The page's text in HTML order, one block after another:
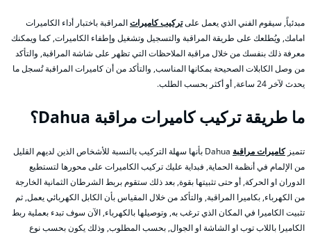
مبدئياً, سيقوم الفني الذي يعمل علىتركيب كاميراتالمراقبة باختبار أداء الكاميرات
امامك, ويُطلعك على طريقة المراقبة والتسجيل وتشغيل وإطفاء الكاميرات, كما ويمكنك
معرفة ذلك بنفسك من خلال مراقبة الملاحظات التي تظهر على شاشة المراقبة, والتأكد
من وصل الكابلات الصحيحة بمكانها المناسب, والتأكد من أن كاميرات المراقبة تُسجل ما
يحدث لآخر 24 ساعة, أو أكثر بحسب الطلب.
ما طريقة تركيب كاميرات مراقبة Dahua؟
تتميزكاميرات مراقبة
Dahua بأنها سهلة التركيب بالنسبة للأشخاص الذين لديهم القليل
من الإلمام في أنظمة الحماية, فبداية عليك تركيب الكاميرات على محورها لتستطيع
الدوران او الحركة, أو حتى تثبيتها بقوة, بعد ذلك ستقوم بربط الشرطان الثمانية الخارجة
من الكهرباء, بكاميرا المراقبة, والتأكد من خلال المقياس بأن الكابل الكهربائي يعمل, ثم
تثبيت الكاميرا في المكان الذي ترغب به, وتوصيلها بالكهرباء, الآن سوف تبدء بعملية ربط
الكاميرا باللاب توب او الشاشة او الجوال, بحسب المطلوب, وذلك يكون بحسب نوع